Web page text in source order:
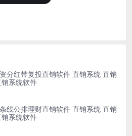
分红带复投直销软件 直销系统 直销
系统软件
线公排理财直销软件 直销系统 直销
系统软件